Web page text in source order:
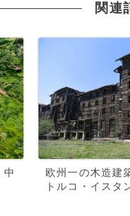
関連
中
欧州一の木造建
トルコ・イスタ